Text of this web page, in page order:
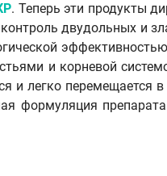
. Теперь эти продукты
двудольных и
и корневой
и легко перемещается в
формуляция